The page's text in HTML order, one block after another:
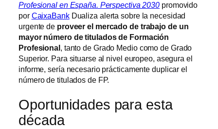
Profesional en España. Perspectiva 2030 promovido
por CaixaBankDualiza alerta sobre la necesidad
urgente de proveer el mercado de trabajo de un
mayor número de titulados de Formación
Profesional , tanto de Grado Medio como de Grado
Superior. Para situarse al nivel europeo, asegura el
informe, sería necesario prácticamente duplicar el
número de titulados de FP.
Oportunidades para esta
década